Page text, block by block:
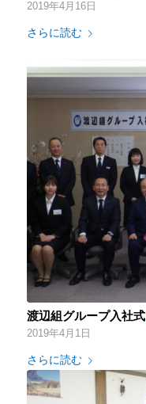
2019年4月16日
さらに読む
渡辺組グループ入社式
2019年4月1日
さらに読む